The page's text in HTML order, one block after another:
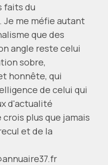
faits du
me méfie autant
que des
angle reste celui
sobre,
honnête, qui
de celui qui
d'actualité
plus que jamais
et de la